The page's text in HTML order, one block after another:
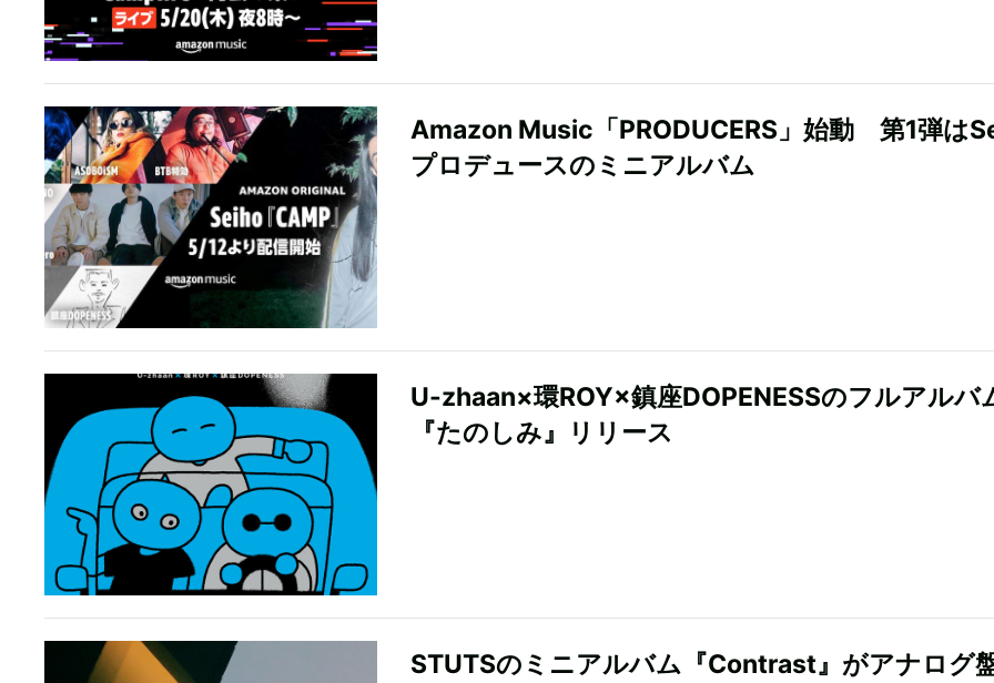
Amazon Music「PRODUCERS」始動 第1弾は
プロデュースのミニアルバム
U-zhaan×環ROY×鎮座DOPENESSのフルアルバ
『たのしみ』リリース
STUTSのミニアルバム『Contrast』がアナログ